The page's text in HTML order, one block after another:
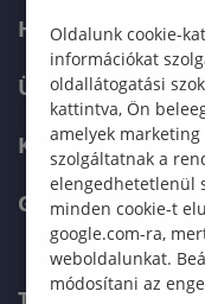
HALLGATÓKNAK
ÜZLETI
KARRIER
GREEN
Oldalunk cookie-
információkat
oldallátogatási
kattintva, Ön
amelyek
szolgáltatnak a
elengedhetetlenül
minden cookie-t
google.com-ra,
weboldalunkat.
módosítani az